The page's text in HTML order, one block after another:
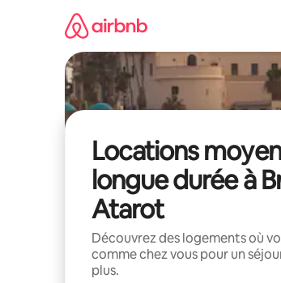
Locations
longue durée à
Atarot
Découvrez des logements où
comme chez vous pour un
plus.